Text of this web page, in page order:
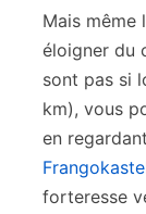
Mais même
éloigner du
sont pas si
km), vous
en
forteresse